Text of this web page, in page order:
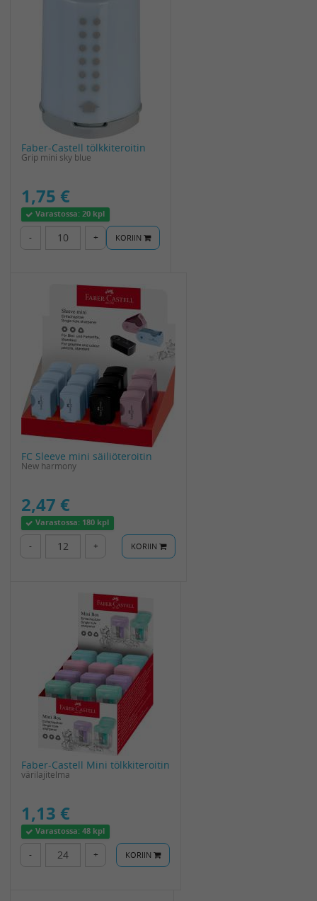
Faber-Castell tölkkiteroitin
Grip mini sky blue
1,75 €
Varastossa:20 kpl
- + KORIIN
FC Sleeve mini säiliöteroitin
New harmony
2,47 €
Varastossa: 180 kpl
- + KORIIN
Faber-Castell Mini tölkkiteroitin
värilajitelma
1,13 €
Varastossa:48 kpl
- + KORIIN